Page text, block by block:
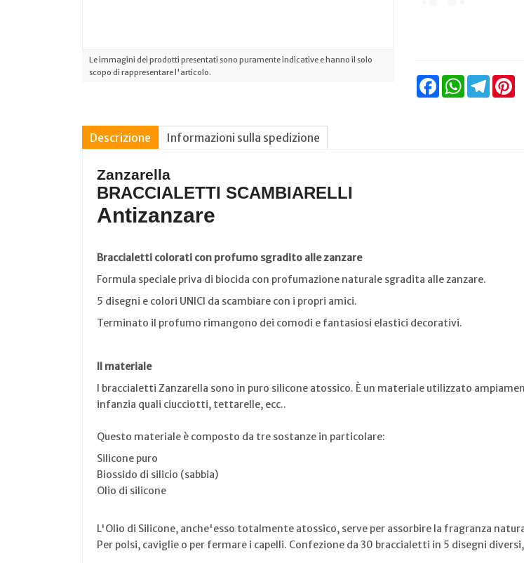
Le immagini dei prodotti presentati sono puramente indicative e hanno il solo
scopo di rappresentare l'articolo.
FacebookWhatsAppTelegram
Descrizione Informazioni sulla spedizione
Zanzarella
BRACCIALETTI SCAMBIARELLI
Antizanzare
Braccialetti colorati con profumo sgradito alle zanzare
Formula speciale priva di biocida con profumazione naturale sgradita alle zanzare.
5 disegni e colori UNICI da scambiare con i propri amici.
Terminato il profumo rimangono dei comodi e fantasiosi elastici decorativi.
Il materiale
I braccialetti Zanzarella sono in puro silicone atossico. È un materiale utilizzato
infanzia quali ciucciotti, tettarelle, ecc..
Questo materiale è composto da tre sostanze in particolare:
Silicone puro
Biossido di silicio (sabbia)
Olio di silicone
L'Olio di Silicone, anche'esso totalmente atossico, serve per assorbire la fragranza
Per polsi, caviglie o per fermare i capelli. Confezione da 30 braccialetti in 5 disegni